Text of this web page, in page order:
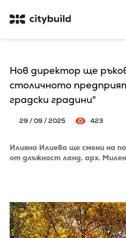
Нов директор ще
столичното
градски градини"
29 / 09 / 2025 423
Илияна Илиева ще смени на
от длъжност ланд. арх.